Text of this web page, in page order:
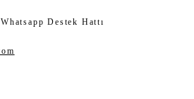
Destek Hattı